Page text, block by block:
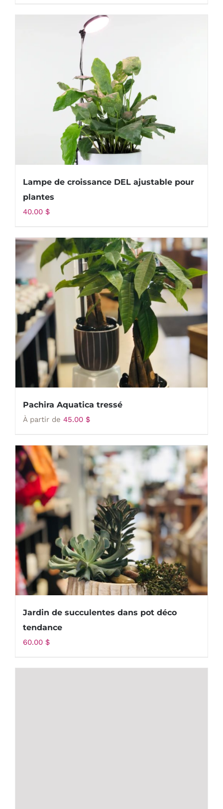
Lampe de croissance DEL ajustable pour
plantes
40.00 $
Pachira Aquatica tressé
À partir de 45.00 $
Jardin de succulentes dans pot déco
tendance
60.00 $